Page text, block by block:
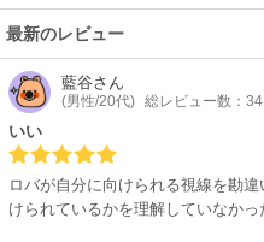
最新のレビュー
藍谷さん
(男性/20代) 総レビュー数：
いい
ロバが自分に向けられる視線を勘
けられているかを理解していなかっ